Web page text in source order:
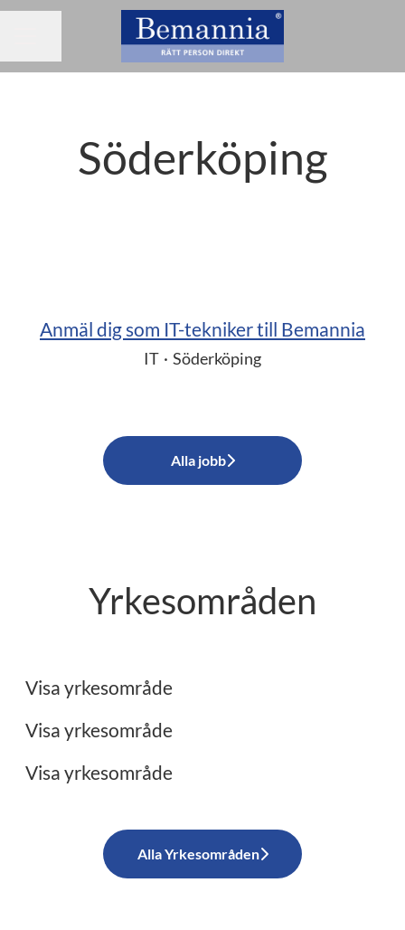
Söderköping
Anmäl dig som IT-tekniker till Bemannia
IT · Söderköping
Alla jobb
Yrkesområden
Visa yrkesområde
Visa yrkesområde
Visa yrkesområde
Alla Yrkesområden